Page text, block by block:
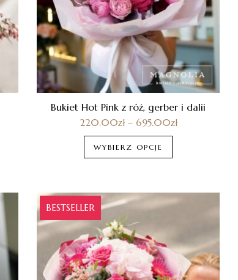
Bukiet Hot Pink z róż, gerber i dalii
220.00zł– 695.00zł
WYBIERZ OPCJE
BESTSELLER